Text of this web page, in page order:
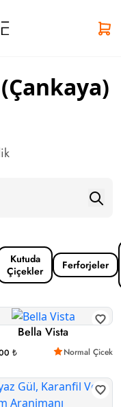
Kutuda
Çiçekler
Ferforjeler
Bella Vista
₺ Normal Çicek